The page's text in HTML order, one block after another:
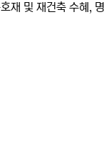
재 및 재건축 수혜,